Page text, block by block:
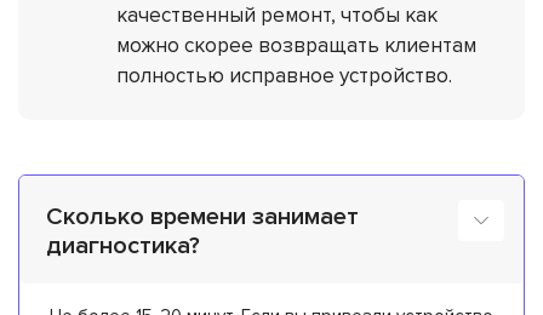
качественный ремонт, чтобы как
можно скорее возвращать клиентам
полностью исправное устройство.
Сколько времени занимает
диагностика?